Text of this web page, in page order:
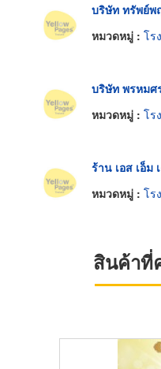
บริษัท ทรัพย์พ
หมวดหมู่ : โรง
บริษัท พรหมศ
หมวดหมู่ : โรง
ร้าน เอส เอ็ม
หมวดหมู่ : โรง
สินค้าที่